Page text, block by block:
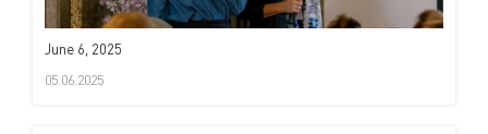
June 6, 2025
05.06.2025